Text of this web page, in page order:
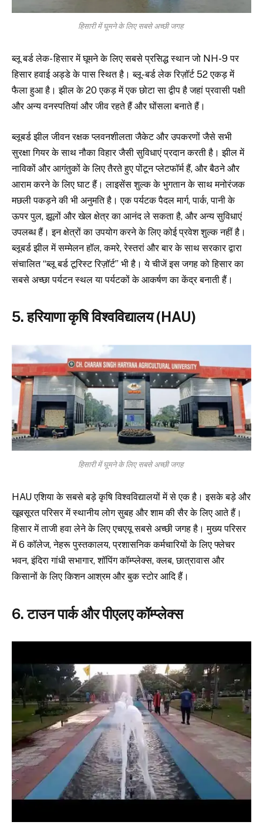
हिसारी में घूमने के लिए सबसे अच्छी जगह
ब्लू बर्ड लेक- हिसार में घूमने के लिए सबसे प्रसिद्ध स्थान जो NH-9 पर
हिसार हवाई अड्डे के पास स्थित है। ब्लू-बर्ड लेक रिज़ॉर्ट 52 एकड़ में
फैला हुआ है। झील के 20 एकड़ में एक छोटा सा द्वीप है जहां प्रवासी पक्षी
और अन्य वनस्पतियां और जीव रहते हैं और घोंसला बनाते हैं।
ब्लूबर्ड झील जीवन रक्षक प्लवनशीलता जैकेट और उपकरणों जैसे सभी
सुरक्षा गियर के साथ नौका विहार जैसी सुविधाएं प्रदान करती है। झील में
नाविकों और आगंतुकों के लिए तैरते हुए पोंटून प्लेटफॉर्म हैं, और बैठने और
आराम करने के लिए घाट हैं। लाइसेंस शुल्क के भुगतान के साथ मनोरंजक
मछली पकड़ने की भी अनुमति है। एक पर्यटक पैदल मार्ग, पार्क, पानी के
ऊपर पुल, झूलों और खेल क्षेत्र का आनंद ले सकता है, और अन्य सुविधाएं
उपलब्ध हैं। इन क्षेत्रों का उपयोग करने के लिए कोई प्रवेश शुल्क नहीं है।
ब्लूबर्ड झील में सम्मेलन हॉल, कमरे, रेस्तरां और बार के साथ सरकार द्वारा
संचालित “ब्लू बर्ड टूरिस्ट रिज़ॉर्ट” भी है। ये चीजें इस जगह को हिसार का
सबसे अच्छा पर्यटन स्थल या पर्यटकों के आकर्षण का केंद्र बनाती हैं।
5. हरियाणा कृषि विश्वविद्यालय (HAU)
हिसारी में घूमने के लिए सबसे अच्छी जगह
HAU एशिया के सबसे बड़े कृषि विश्वविद्यालयों में से एक है। इसके बड़े और
खूबसूरत परिसर में स्थानीय लोग सुबह और शाम की सैर के लिए आते हैं।
हिसार में ताजी हवा लेने के लिए एचएयू सबसे अच्छी जगह है। मुख्य परिसर
में 6 कॉलेज, नेहरू पुस्तकालय, प्रशासनिक कर्मचारियों के लिए फ्लेचर
भवन, इंदिरा गांधी सभागार, शॉपिंग कॉम्प्लेक्स, क्लब, छात्रावास और
किसानों के लिए किशन आश्रम और बुक स्टोर आदि हैं।
6. टाउन पार्क और पीएलए कॉम्प्लेक्स